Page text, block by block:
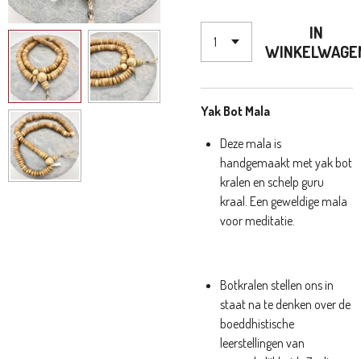
IN
Yak Bot Mala
Deze mala is
handgemaakt met yak bot
kralen en schelp guru
kraal. Een geweldige mala
voor meditatie.
Botkralen stellen ons in
staat na te denken over de
boeddhistische
leerstellingen van